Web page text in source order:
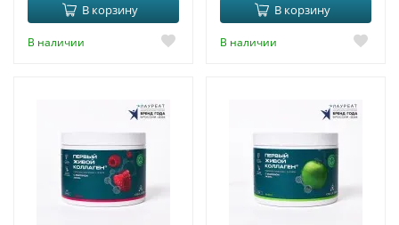
В корзину
В наличии
В корзину
В наличии